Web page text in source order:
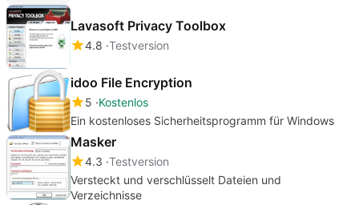
Lavasoft Privacy Toolbox
4.8 Testversion
idoo File Encryption
5 Kostenlos
Ein kostenloses Sicherheitsprogramm für Windows
Masker
4.3 Testversion
Versteckt und verschlüsselt Dateien und
Verzeichnisse